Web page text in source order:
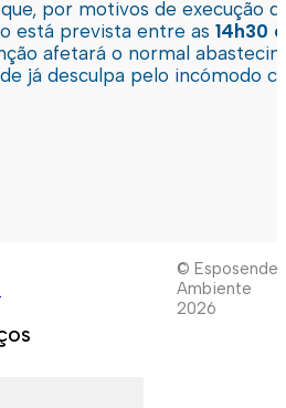
por motivos de execução
está prevista entre as 14h30
afetará o normal
já desculpa pelo incómodo
© Esposende
Ambiente
2026